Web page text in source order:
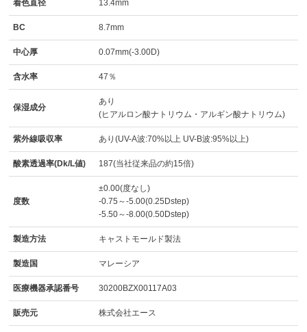
着色直径 13.4mm
BC 8.7mm
中心厚 0.07mm(-3.00D)
含水率 47％
保湿成分
あり
(ヒアルロン酸ナトリウム・アルギン酸ナトリウム)
紫外線吸収率 あり(UV-A波:70%以上 UV-B波:95%以上)
酸素透過率(Dk/L値) 187(当社従来品の約15倍)
度数
±0.00(度なし)
-0.75～-5.00(0.25Dstep)
-5.50～-8.00(0.50Dstep)
製造方法 キャストモールド製法
製造国 マレーシア
医療機器承認番号 30200BZX00117A03
販売元 株式会社エース